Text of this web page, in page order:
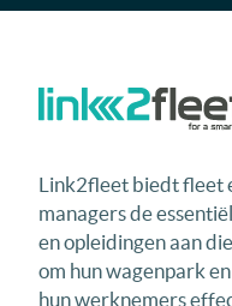
Link2fleet biedt fleet
managers de
en opleidingen aan
om hun wagenpark
hun werknemers